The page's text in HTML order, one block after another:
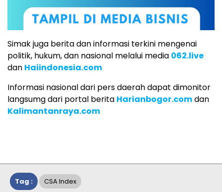
Simak juga berita dan informasi terkini mengenai
politik, hukum, dan nasional melalui media 062.live
dan Haiindonesia.com
Informasi nasional dari pers daerah dapat dimonitor
langsumg dari portal berita Harianbogor.comdan
Kalimantanraya.com
Tag : CSA Index